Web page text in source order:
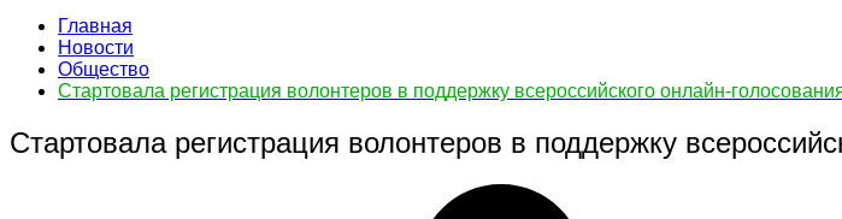
Главная
Новости
Общество
Стартовала регистрация волонтеров в поддержку всероссийского онлайн-
Стартовала регистрация волонтеров в поддержку